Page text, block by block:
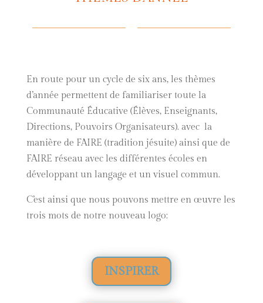
En route pour un cycle de six ans, les thèmes
d’année permettent de familiariser toute la
Communauté Éducative (Élèves, Enseignants,
Directions, Pouvoirs Organisateurs). avec la
manière de FAIRE (tradition jésuite) ainsi que de
FAIRE réseau avec les différentes écoles en
développant un langage et un visuel commun.
C’est ainsi que nous pouvons mettre en œuvre les
trois mots de notre nouveau logo:
INSPIRER